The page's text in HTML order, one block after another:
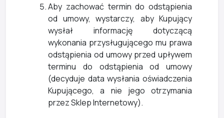
Aby zachować termin do odstąpienia
od umowy, wystarczy, aby Kupujący
wysłał informację dotyczącą
wykonania przysługującego mu prawa
odstąpienia od umowy przed upływem
terminu do odstąpienia od umowy
(decyduje data wysłania oświadczenia
Kupującego, a nie jego otrzymania
przez Sklep Internetowy).